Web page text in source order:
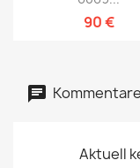
90 €
Aktuell